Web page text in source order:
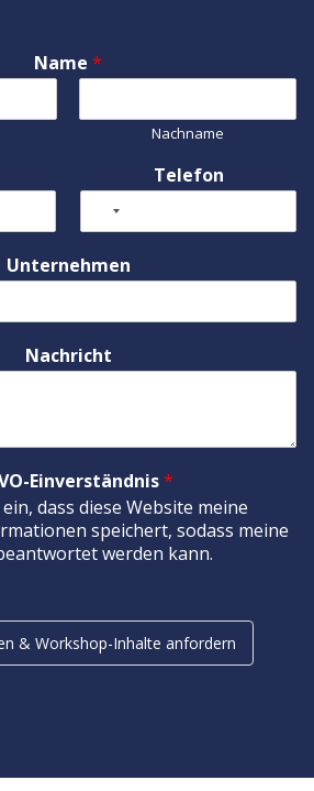
Name *
Nachname
Telefon
Unternehmen
Nachricht
Einverständnis*
dass diese Website meine
speichert, sodass meine
werden kann.
& Workshop-Inhalte anfordern